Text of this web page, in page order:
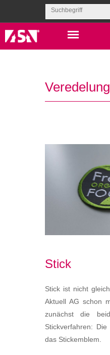
Stick
Stick ist nicht
Aktuell AG schon
zunächst die
Stickverfahren:
das Stickemblem.